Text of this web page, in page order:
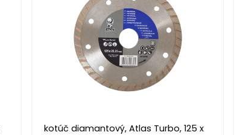
kotúč diamantový, Atlas Turbo, 125 x